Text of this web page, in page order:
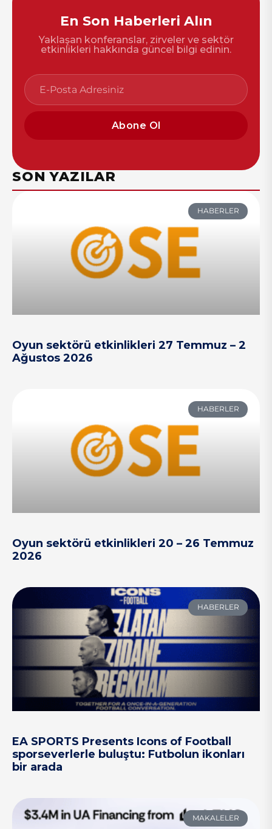
En Son Haberleri Alın
Yaklaşan konferanslar, zirveler ve sektör
etkinlikleri hakkında güncel bilgi edinin.
Abone Ol
SON YAZILAR
HABERLER
Oyun sektörü etkinlikleri 27 Temmuz – 2
Ağustos 2026
HABERLER
Oyun sektörü etkinlikleri 20 – 26 Temmuz
2026
HABERLER
EA SPORTS Presents Icons of Football
sporseverlerle buluştu: Futbolun ikonları
bir arada
MAKALELER